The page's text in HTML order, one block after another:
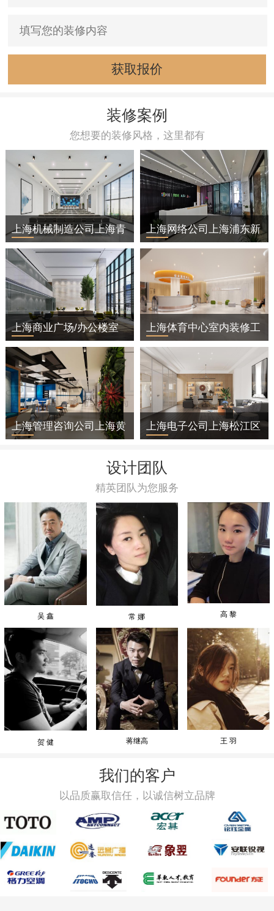
获取报价
装修案例
您想要的装修风格，这里都有
上海机械制造公司上海青
浦区办公室装修
上海商业广场/办公楼室
内装修工程
上海管理咨询公司上海黄
上海网络公司上海浦东新
区办公室装修
上海体育中心室内装修工
程
上海电子公司上海松江区
设计团队
精英团队为您服务
吴 鑫
贺 健
常 娜
蒋继高
高 黎
王 羽
我们的客户
以品质赢取信任，以诚信树立品牌